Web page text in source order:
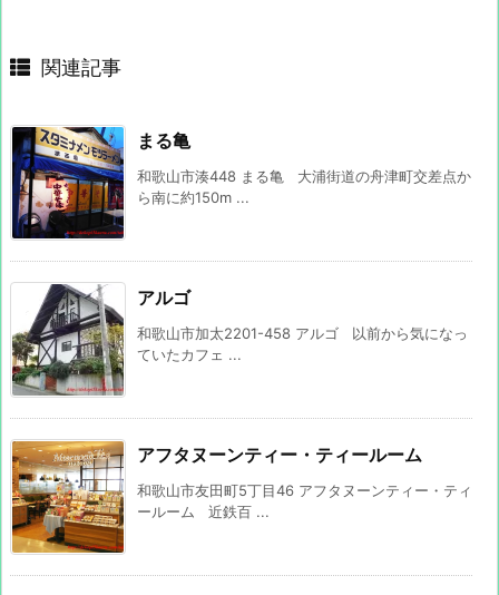
関連記事
まる亀
和歌山市湊448 まる亀 大浦街道の舟津町交差点か
ら南に約150m ...
アルゴ
和歌山市加太2201-458 アルゴ 以前から気になっ
ていたカフェ ...
アフタヌーンティー・ティールーム
和歌山市友田町5丁目46 アフタヌーンティー・ティ
ールーム 近鉄百 ...